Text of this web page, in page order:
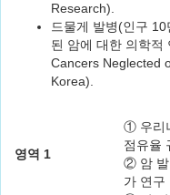
Research).
드물게 발병(인구
된 암에 대한 의학
Cancers Neglected
Korea).
영역 1
① 우리
점유율
② 암 발
가 연구